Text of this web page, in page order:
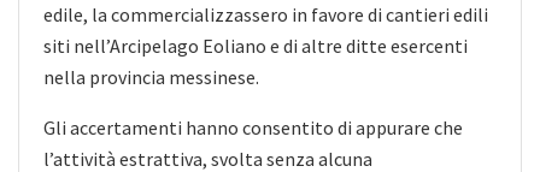
edile, la commercializzassero in favore di cantieri edili
siti nell’Arcipelago Eoliano e di altre ditte esercenti
nella provincia messinese.
Gli accertamenti hanno consentito di appurare che
l’attività estrattiva, svolta senza alcuna